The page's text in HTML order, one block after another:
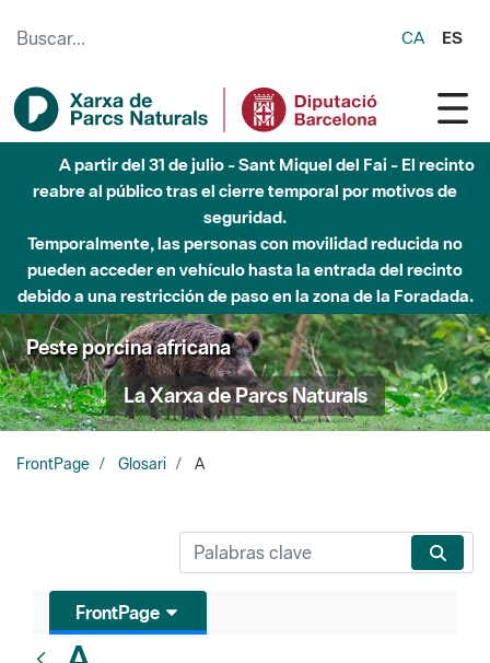
CA ES
A partir del 31 de julio - Sant Miquel del Fai - El recinto
reabre al público tras el cierre temporal por motivos de
seguridad.
Temporalmente, las personas con movilidad reducida no
pueden acceder en vehículo hasta la entrada del recinto
debido a una restricción de paso en la zona de la Foradada.
Peste porcina africana
La Xarxa de Parcs Naturals
FrontPage Glosari A
FrontPage